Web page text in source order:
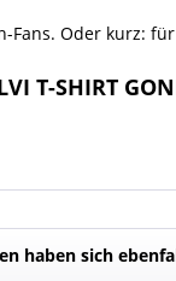
Oder kurz:
SHIRT
haben sich